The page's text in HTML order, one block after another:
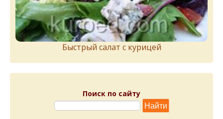
Быстрый салат с курицей
Поиск по сайту